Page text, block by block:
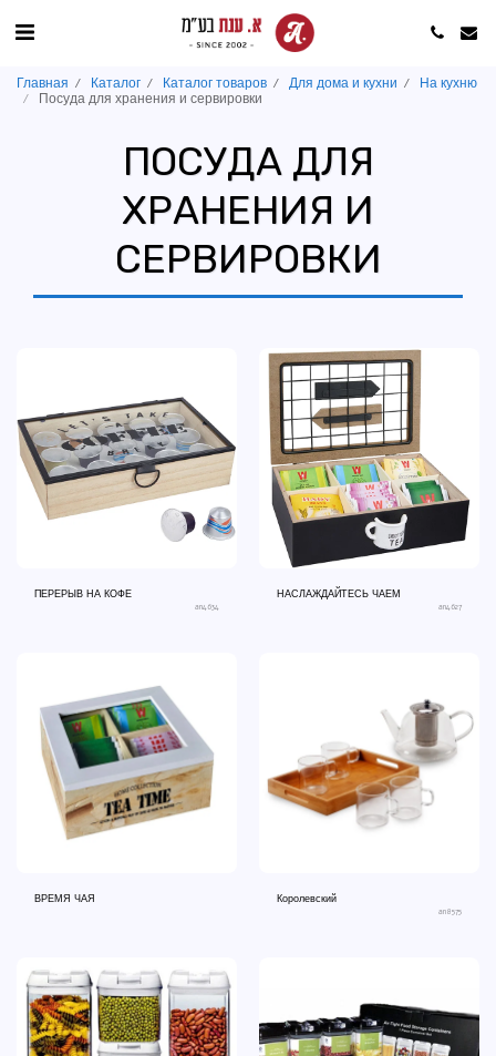
Главная Каталог Каталог товаров Для дома и кухни
На кухню
Посуда для хранения и сервировки
ПОСУДА ДЛЯ
ХРАНЕНИЯ И
СЕРВИРОВКИ
ПЕРЕРЫВ НА КОФЕ
an4634
НАСЛАЖДАЙТЕСЬ ЧАЕМ
an4627
ВРЕМЯ ЧАЯ Королевский
an8575